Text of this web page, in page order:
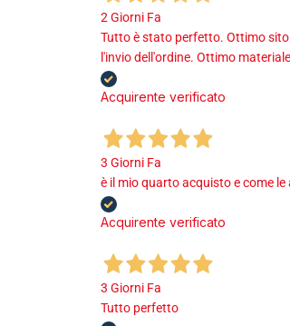
2 Giorni Fa
Tutto è stato perfetto. Ottimo
l'invio dell'ordine. Ottimo
Acquirente verificato
3 Giorni Fa
è il mio quarto acquisto e come
Acquirente verificato
3 Giorni Fa
Tutto perfetto